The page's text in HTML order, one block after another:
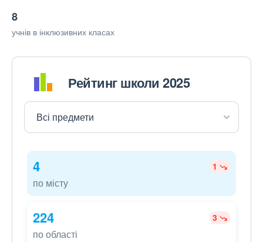
8
учнів в інклюзивних класах
Рейтинг школи 2025
4 1
по місту
224 3
по області